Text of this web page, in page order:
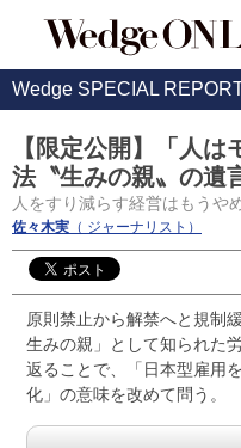
Wedge SPECIAL
【限定公開】「人
法〝生みの親〟の遺
人をすり減らす経営はもうや
佐々木実 （ ジャーナリスト）
原則禁止から解禁へと規制
生みの親」として知られた
返ることで、「日本型雇用
化」の意味を改めて問う。